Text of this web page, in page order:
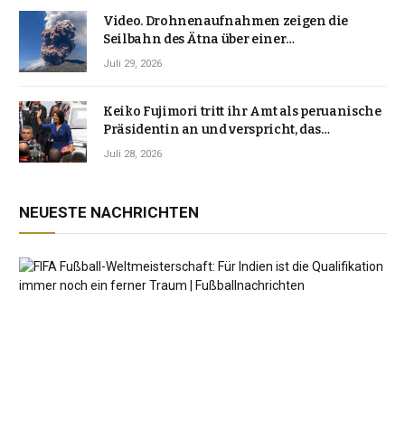
Video. Drohnenaufnahmen zeigen die
Seilbahn des Ätna über einer
Vulkanlandschaft
Juli 29, 2026
Keiko Fujimori tritt ihr Amt als peruanische
Präsidentin an und verspricht, das
Jahrzehnt der Instabilität zu beenden
Juli 28, 2026
NEUESTE NACHRICHTEN